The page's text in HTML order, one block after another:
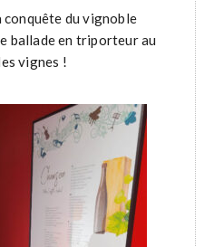
du vignoble
ballade en triporteur au
vignes !